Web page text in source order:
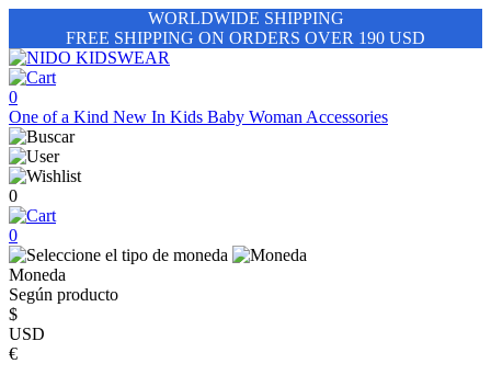
WORLDWIDE SHIPPING
FREE SHIPPING ON ORDERS OVER 190 USD
0
One of a Kind New In Kids Baby Woman Accessories
0
0
Moneda
Según producto
$
USD
€